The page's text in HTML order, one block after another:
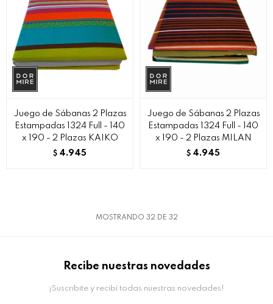
Juego de Sábanas 2 Plazas
Estampadas 1324 Full - 140
x 190 - 2 Plazas KAIKO
$ 4.945
Juego de Sábanas 2 Plazas
Estampadas 1324 Full - 140
x 190 - 2 Plazas MILAN
$ 4.945
MOSTRANDO 32 DE 32
Recibe nuestras novedades
¡Suscribite y recibí todas nuestras novedades!